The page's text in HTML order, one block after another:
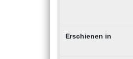
Erschienen in